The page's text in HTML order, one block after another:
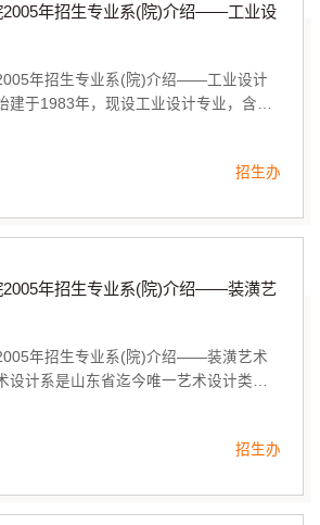
2005年招生专业系(院)介绍——工业设
年招生专业系(院)介绍——工业设计
于1983年，现设工业设计专业，含产
招生办
2005年招生专业系(院)介绍——装潢艺
年招生专业系(院)介绍——装潢艺术
计系是山东省迄今唯一艺术设计类重
招生办